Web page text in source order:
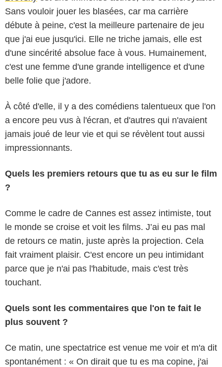
Sans vouloir jouer les blasées, car ma carrière
débute à peine, c'est la meilleure partenaire de jeu
que j'ai eue jusqu'ici. Elle ne triche jamais, elle est
d'une sincérité absolue face à vous. Humainement,
c'est une femme d'une grande intelligence et d'une
belle folie que j'adore.
À côté d'elle, il y a des comédiens talentueux que l'on
a encore peu vus à l'écran, et d'autres qui n'avaient
jamais joué de leur vie et qui se révèlent tout aussi
impressionnants.
Quels les premiers retours que tu as eu sur le film
?
Comme le cadre de Cannes est assez intimiste, tout
le monde se croise et voit les films. J’ai eu pas mal
de retours ce matin, juste après la projection. Cela
fait vraiment plaisir. C'est encore un peu intimidant
parce que je n'ai pas l'habitude, mais c'est très
touchant.
Quels sont les commentaires que l'on te fait le
plus souvent ?
Ce matin, une spectatrice est venue me voir et m'a dit
spontanément : « On dirait que tu es ma copine, j'ai